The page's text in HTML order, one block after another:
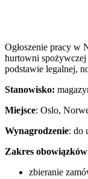
Ogłoszenie pracy w
hurtowni spożywczej
podstawie legalnej,
Stanowisko:
Miejsce: Oslo,
Wynagrodzenie: do
Zakres
zbieranie